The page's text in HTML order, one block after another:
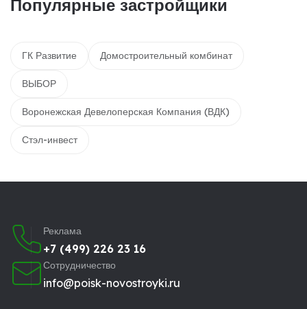
Популярные застройщики
ГК Развитие Домостроительный комбинат
ВЫБОР
Воронежская Девелоперская Компания (ВДК)
Стэл-инвест
Реклама
+7 (499) 226 23 16
Сотрудничество
info@poisk-novostroyki.ru